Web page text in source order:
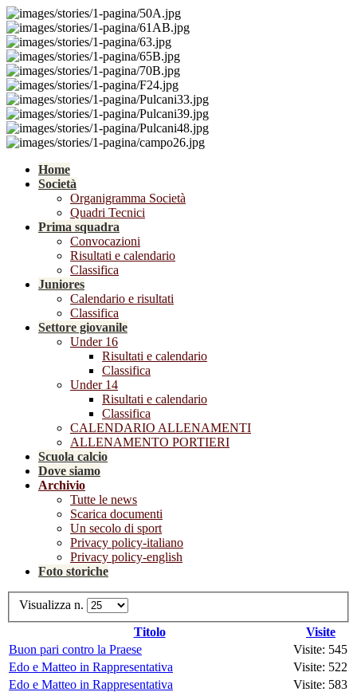
Home
Società
Organigramma Società
Quadri Tecnici
Prima squadra
Convocazioni
Risultati e calendario
Classifica
Juniores
Calendario e risultati
Classifica
Settore giovanile
Under 16
Risultati e calendario
Classifica
Under 14
Risultati e calendario
Classifica
CALENDARIO ALLENAMENTI
ALLENAMENTO PORTIERI
Scuola calcio
Dove siamo
Archivio
Tutte le news
Scarica documenti
Un secolo di sport
Privacy policy-italiano
Privacy policy-english
Foto storiche
Visualizza n.
Titolo
Visite
Buon pari contro la Praese
Visite: 545
Edo e Matteo in Rappresentativa
Visite: 522
Edo e Matteo in Rappresentativa
Visite: 583